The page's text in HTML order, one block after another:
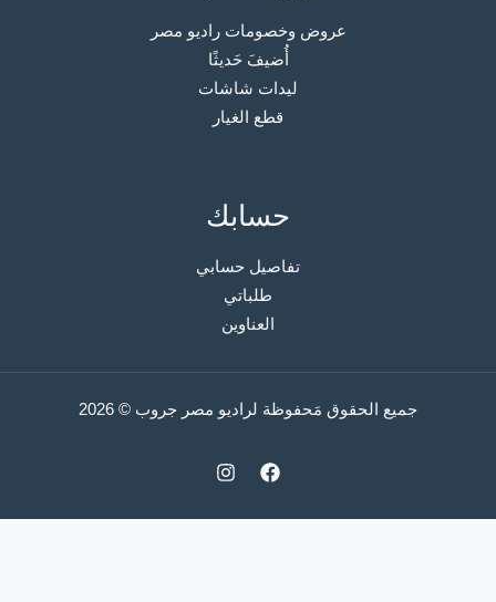
عروض وخصومات راديو مصر
أُضيفَ حَديثًا
ليدات شاشات
قطع الغيار
حسابك
تفاصيل حسابي
طلباتي
العناوين
جميع الحقوق مَحفوظة لراديو مصر جروب © 2026